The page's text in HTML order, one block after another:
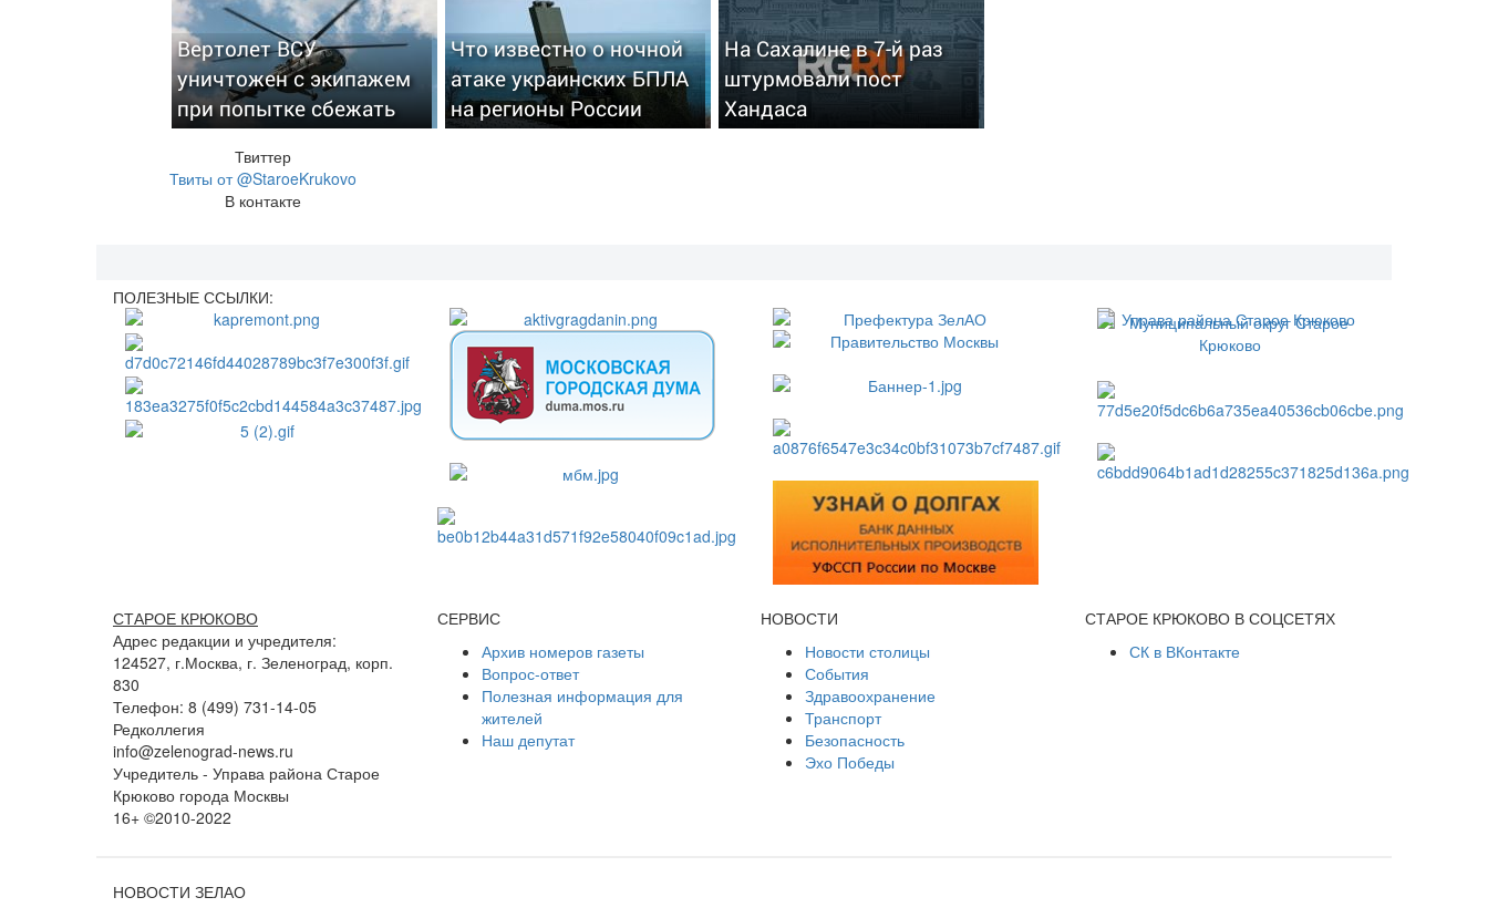
Вертолет ВСУ
уничтожен с экипажем
при попытке сбежать
Что известно о ночной
атаке украинских БПЛА
на регионы России
На Сахалине в 7-й раз
штурмовали пост
Хандаса
Твиттер
Твиты от @StaroeKrukovo
В контакте
ПОЛЕЗНЫЕ ССЫЛКИ:
СТАРОЕ КРЮКОВО
Адрес редакции и учредителя:
124527, г.Москва, г. Зеленоград, корп.
830
Телефон: 8 (499) 731-14-05
Редколлегия
info@zelenograd-news.ru
Учредитель - Управа района Старое
Крюково города Москвы
16+ ©2010-2022
СЕРВИС
Архив номеров газеты
Вопрос-ответ
Полезная информация для
жителей
Наш депутат
НОВОСТИ
Новости столицы
События
Здравоохранение
Транспорт
Безопасность
Эхо Победы
СТАРОЕ КРЮКОВО В СОЦСЕТЯХ
СК в ВКонтакте
НОВОСТИ ЗЕЛАО